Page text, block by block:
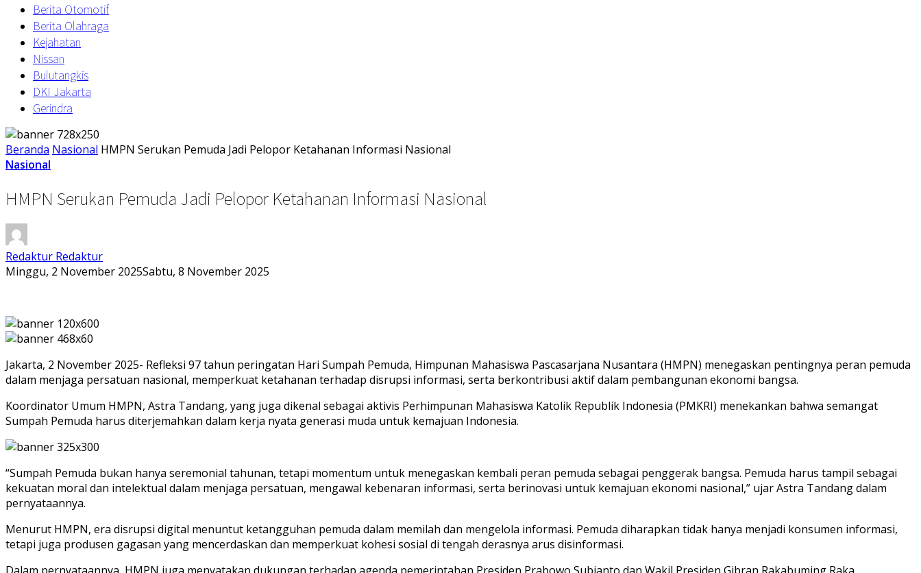
Berita Otomotif
Berita Olahraga
Kejahatan
Nissan
Bulutangkis
DKI Jakarta
Gerindra
Beranda Nasional HMPN Serukan Pemuda Jadi Pelopor Ketahanan Informasi Nasional
Nasional
HMPN Serukan Pemuda Jadi Pelopor Ketahanan Informasi Nasional
Redaktur Redaktur
Minggu, 2 November 2025Sabtu, 8 November 2025
Jakarta, 2 November 2025- Refleksi 97 tahun peringatan Hari Sumpah Pemuda, Himpunan Mahasiswa Pascasarjana Nusantara (HMPN) menegaskan pentingnya peran pemuda
dalam menjaga persatuan nasional, memperkuat ketahanan terhadap disrupsi informasi, serta berkontribusi aktif dalam pembangunan ekonomi bangsa.
Koordinator Umum HMPN, Astra Tandang, yang juga dikenal sebagai aktivis Perhimpunan Mahasiswa Katolik Republik Indonesia (PMKRI) menekankan bahwa semangat
Sumpah Pemuda harus diterjemahkan dalam kerja nyata generasi muda untuk kemajuan Indonesia.
“Sumpah Pemuda bukan hanya seremonial tahunan, tetapi momentum untuk menegaskan kembali peran pemuda sebagai penggerak bangsa. Pemuda harus tampil sebagai
kekuatan moral dan intelektual dalam menjaga persatuan, mengawal kebenaran informasi, serta berinovasi untuk kemajuan ekonomi nasional,” ujar Astra Tandang dalam
pernyataannya.
Menurut HMPN, era disrupsi digital menuntut ketangguhan pemuda dalam memilah dan mengelola informasi. Pemuda diharapkan tidak hanya menjadi konsumen informasi,
tetapi juga produsen gagasan yang mencerdaskan dan memperkuat kohesi sosial di tengah derasnya arus disinformasi.